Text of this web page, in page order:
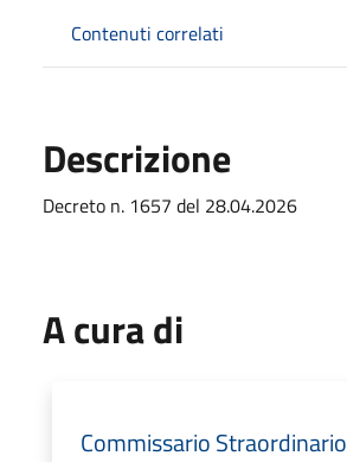
Contenuti correlati
Descrizione
Decreto n. 1657 del 28.04.2026
A cura di
Commissario Straordinario